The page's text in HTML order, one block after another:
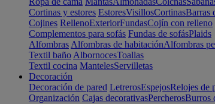
Cortinas y estores EstoresVisillosCortinasBarras
Cojines RellenoExteriorFundasCojín con relleno
Complementos para sofás Fundas de sofásPlaids
Alfombras Alfombras de habitaciónAlfombras
Textil baño AlbornocesToallas
Textil cocina MantelesServilletas
Decoración
Decoración de pared LetrerosEspejosRelojes de
Organización Cajas decorativasPercherosBurros